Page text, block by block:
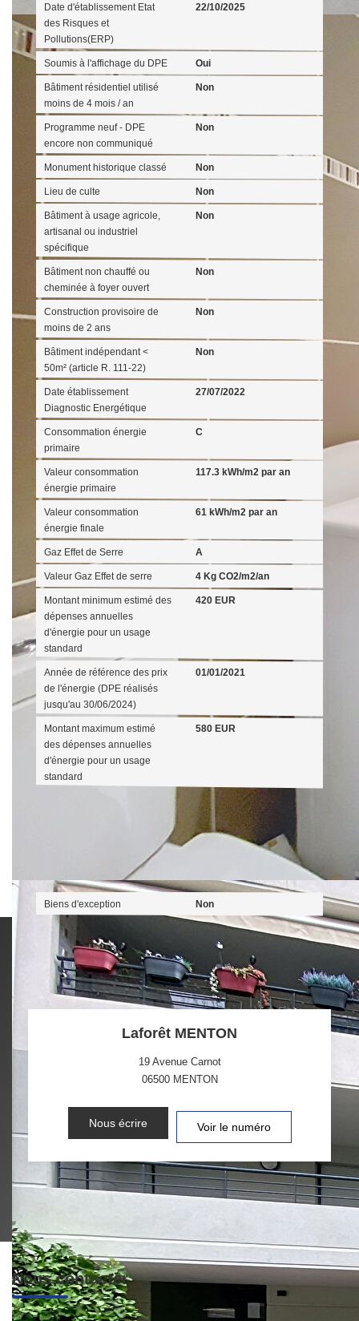
Date d'établissement Etat
des Risques et
Pollutions(ERP)
22/10/2025
Soumis à l'affichage du DPE Oui
Bâtiment résidentiel utilisé
moins de 4 mois / an
Non
Programme neuf - DPE
encore non communiqué
Non
Monument historique classé Non
Lieu de culte Non
Bâtiment à usage agricole,
artisanal ou industriel
spécifique
Non
Bâtiment non chauffé ou
cheminée à foyer ouvert
Non
Construction provisoire de
moins de 2 ans
Non
Bâtiment indépendant <
50m² (article R. 111-22)
Non
Date établissement
Diagnostic Energétique
27/07/2022
Consommation énergie
primaire
C
Valeur consommation
énergie primaire
117.3 kWh/m2 par an
Valeur consommation
énergie finale
61 kWh/m2 par an
Gaz Effet de Serre A
Valeur Gaz Effet de serre 4 Kg CO2/m2/an
Montant minimum estimé des
dépenses annuelles
d'énergie pour un usage
standard
420 EUR
Année de référence des prix
de l'énergie (DPE réalisés
jusqu'au 30/06/2024)
01/01/2021
Montant maximum estimé
des dépenses annuelles
d'énergie pour un usage
standard
580 EUR
Biens d'exception Non
Laforêt MENTON
19 Avenue Carnot
06500 MENTON
Nous écrire Voir le numéro
Nous contacter